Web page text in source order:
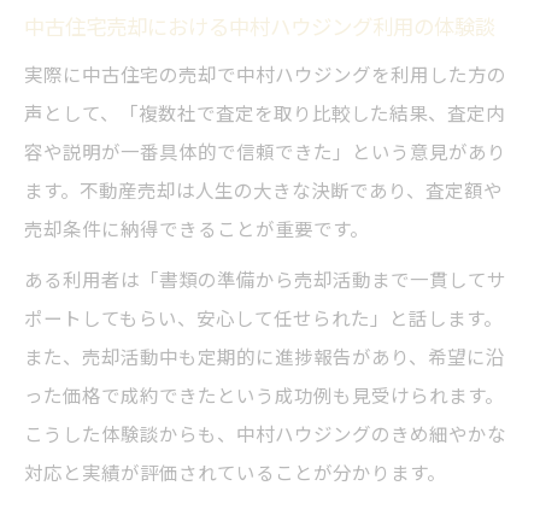
中古住宅売却における中村ハウジング利用の体験談
実際に中古住宅の売却で中村ハウジングを利用した方の
声として、「複数社で査定を取り比較した結果、査定内
容や説明が一番具体的で信頼できた」という意見があり
ます。不動産売却は人生の大きな決断であり、査定額や
売却条件に納得できることが重要です。
ある利用者は「書類の準備から売却活動まで一貫してサ
ポートしてもらい、安心して任せられた」と話します。
また、売却活動中も定期的に進捗報告があり、希望に沿
った価格で成約できたという成功例も見受けられます。
こうした体験談からも、中村ハウジングのきめ細やかな
対応と実績が評価されていることが分かります。